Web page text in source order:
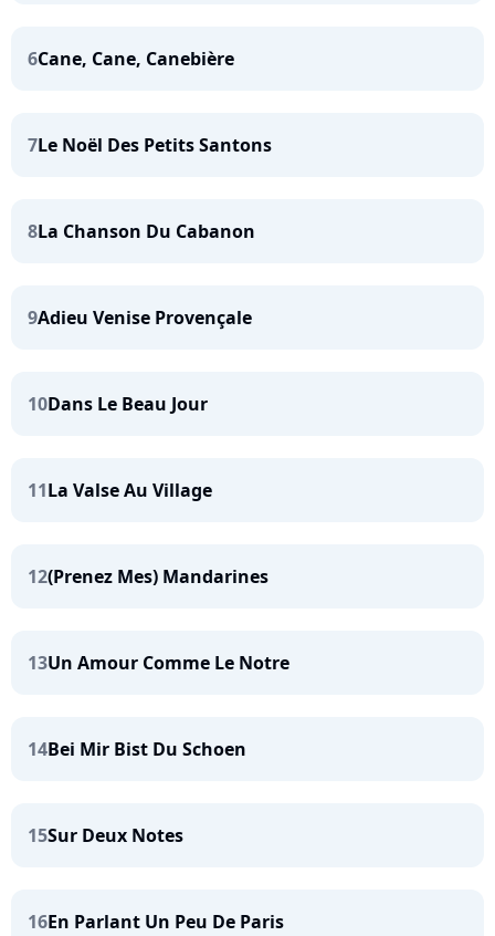
6Cane, Cane, Canebière
7Le Noël Des Petits Santons
8La Chanson Du Cabanon
9Adieu Venise Provençale
10Dans Le Beau Jour
11La Valse Au Village
12(Prenez Mes) Mandarines
13Un Amour Comme Le Notre
14Bei Mir Bist Du Schoen
15Sur Deux Notes
16En Parlant Un Peu De Paris